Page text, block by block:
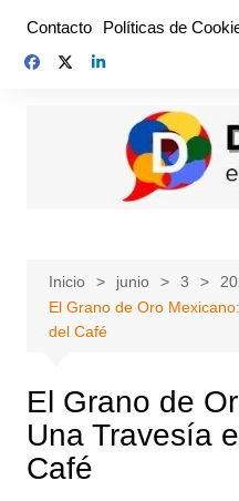
contenido
Contacto Políticas de
Inicio junio 3
El Grano de Oro
del Café
El Grano de
Una Travesía
Café